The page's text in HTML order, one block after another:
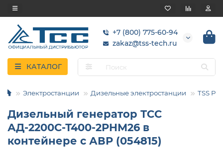
+7 (800) 775-60-94
zakaz@tss-tech.ru
КАТАЛОГ
Электростанции Дизельные электростанции TSS
Дизельный генератор ТСС
АД-2200С-Т400-2РНМ26 в
контейнере с АВР (054815)